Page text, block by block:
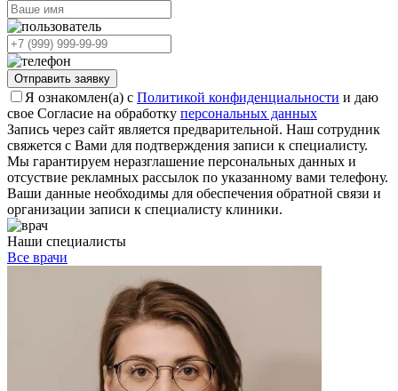
Отправить заявку
Я ознакомлен(а) с Политикой конфиденциальности и даю
свое Согласие на обработку персональных данных
Запись через сайт является предварительной. Наш сотрудник
свяжется с Вами для подтверждения записи к специалисту.
Мы гарантируем неразглашение персональных данных и
отсуствие рекламных рассылок по указанному вами телефону.
Ваши данные необходимы для обеспечения обратной связи и
организации записи к специалисту клиники.
Наши специалисты
Все врачи